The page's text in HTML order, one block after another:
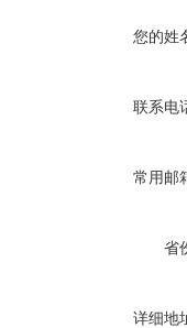
您的姓
联系电
常用邮
省
详细地